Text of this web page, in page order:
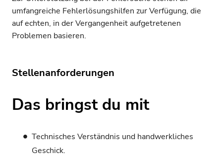
umfangreiche Fehlerlösungshilfen zur Verfügung, die
auf echten, in der Vergangenheit aufgetretenen
Problemen basieren.
Stellenanforderungen
Das bringst du mit
Technisches Verständnis und handwerkliches
Geschick.